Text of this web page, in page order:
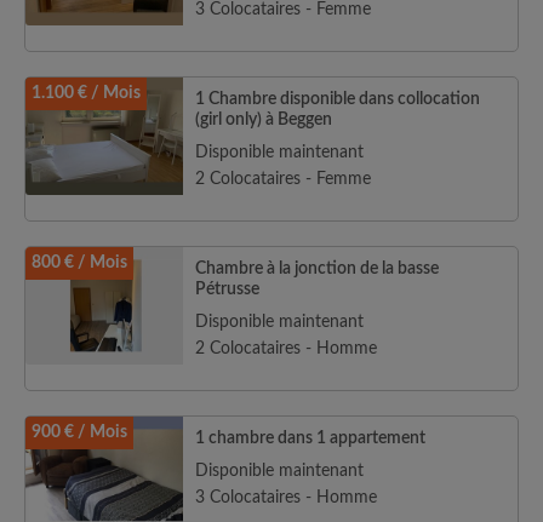
3 Colocataires - Femme
1.100 € / Mois
1 Chambre disponible dans collocation
(girl only) à Beggen
Disponible maintenant
2 Colocataires - Femme
800 € / Mois
Chambre à la jonction de la basse
Pétrusse
Disponible maintenant
2 Colocataires - Homme
900 € / Mois
1 chambre dans 1 appartement
Disponible maintenant
3 Colocataires - Homme